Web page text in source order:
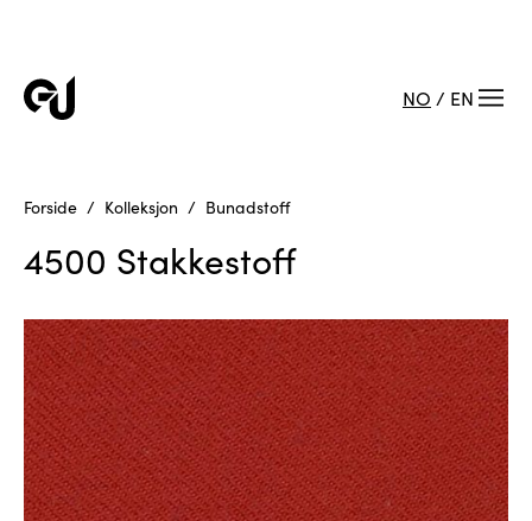
NO / EN
Forside Kolleksjon Bunadstoff
4500 Stakkestoff